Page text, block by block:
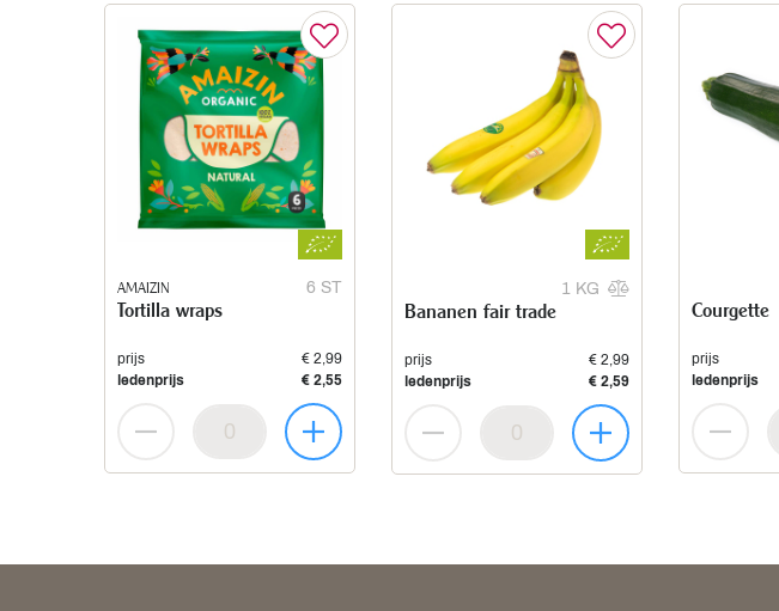
AMAIZIN 6 ST
Tortilla wraps
prijs
€ 2,99
ledenprijs
€ 2,55
1 KG
Bananen fair trade
prijs
€ 2,99
ledenprijs
€ 2,59
Courgette
prijs
ledenprijs